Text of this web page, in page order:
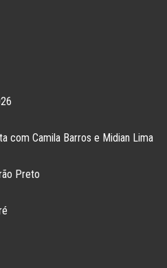
com Camila Barros e Midian Lima
Preto